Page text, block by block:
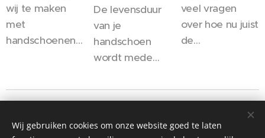
wij te maken
met
handschoenen
gemaakt zijn,
met alle
gevolgen van
De levensduur
van je
handschoen
wordt mede
gemaakt, door
handschoenen
veel vragen
over hoe nu juist
de
onderhouden,
hoe kunnen ze
langer mee
Alle rechten voorbehouden 2019
Wij gebruiken cookies om onze website goed te laten